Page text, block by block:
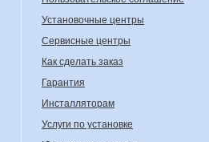
Установочные центры
Сервисные центры
Как сделать заказ
Гарантия
Инсталляторам
Услуги по установке